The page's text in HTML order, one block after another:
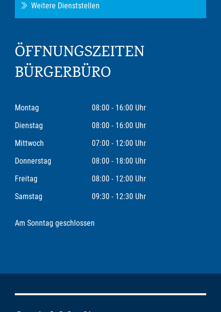
Weitere Dienststellen
ÖFFNUNGSZEITEN
BÜRGERBÜRO
Montag
08:00 - 16:00 Uhr
Dienstag
08:00 - 16:00 Uhr
Mittwoch
07:00 - 12:00 Uhr
Donnerstag
08:00 - 18:00 Uhr
Freitag
08:00 - 12:00 Uhr
Samstag
09:30 - 12:30 Uhr
Am Sonntag geschlossen